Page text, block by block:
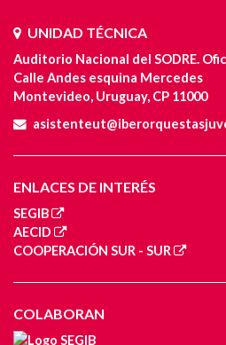
UNIDAD TÉCNICA
Auditorio Nacional del SODRE.
Calle Andes esquina Mercedes
Montevideo, Uruguay, CP 11000
ENLACES DE INTERÉS
SEGIB
AECID
COOPERACIÓN SUR - SUR
COLABORAN